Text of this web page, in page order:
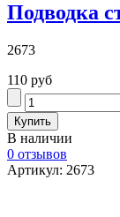
Подводка
2673
110 руб
В наличии
0 отзывов
Артикул: 2673